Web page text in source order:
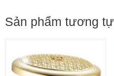
Sản phẩm tương tự